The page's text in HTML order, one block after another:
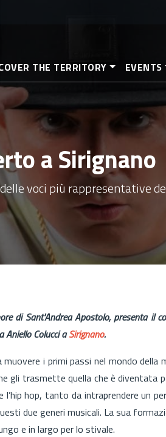
THE TERRITORY EVENTS
a Sirignano
voci più rappresentative
di Sant'Andrea Apostolo, presenta il
Aniello Colucci aSirignano.
i primi passi nel mondo della
gli trasmette quella che è diventata
hop, tanto da intraprendere un
due generi musicali. La sua
e in largo per lo stivale.